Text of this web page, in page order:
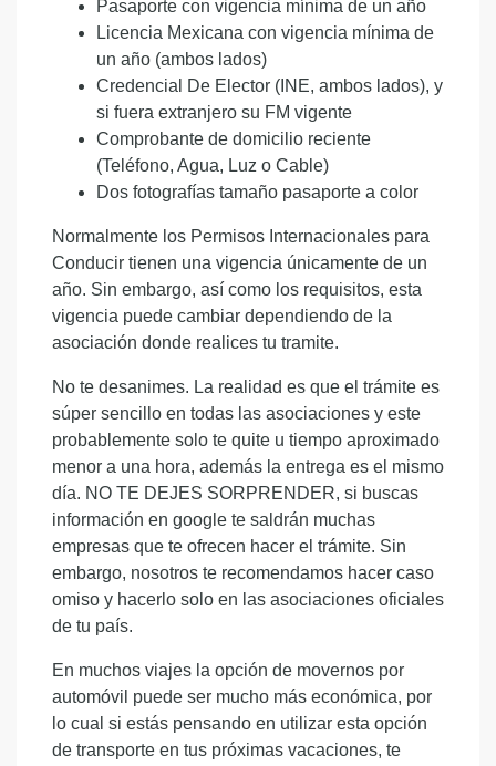
Pasaporte con vigencia mínima de un año
Licencia Mexicana con vigencia mínima de
un año (ambos lados)
Credencial De Elector (INE, ambos lados), y
si fuera extranjero su FM vigente
Comprobante de domicilio reciente
(Teléfono, Agua, Luz o Cable)
Dos fotografías tamaño pasaporte a color
Normalmente los Permisos Internacionales para
Conducir tienen una vigencia únicamente de un
año. Sin embargo, así como los requisitos, esta
vigencia puede cambiar dependiendo de la
asociación donde realices tu tramite.
No te desanimes. La realidad es que el trámite es
súper sencillo en todas las asociaciones y este
probablemente solo te quite u tiempo aproximado
menor a una hora, además la entrega es el mismo
día. NO TE DEJES SORPRENDER, si buscas
información en google te saldrán muchas
empresas que te ofrecen hacer el trámite. Sin
embargo, nosotros te recomendamos hacer caso
omiso y hacerlo solo en las asociaciones oficiales
de tu país.
En muchos viajes la opción de movernos por
automóvil puede ser mucho más económica, por
lo cual si estás pensando en utilizar esta opción
de transporte en tus próximas vacaciones, te